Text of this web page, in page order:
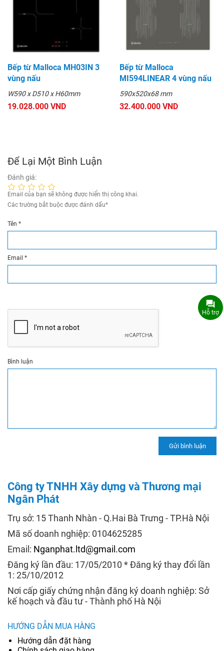
Bếp từ Malloca MH03IN 3
vùng nấu
W590 x D510 x H60mm
19.028.000 VND
Bếp từ Malloca
MI594LINEAR 4 vùng nấu
590x520x68 mm
32.400.000 VND
Để Lại Một Bình Luận
Đánh giá:
Email của bạn sẽ không được hiển thị công khai.
Các trường bắt buộc được đánh dấu*
Tên *
Email *
Bình luận
Công ty TNHH Xây dựng và Thương mại
Ngân Phát
Trụ sở: 15 Thanh Nhàn - Q.Hai Bà Trưng - TP.Hà Nội
Mã số doanh nghiệp: 0104625285
Email: Nganphat.ltd@gmail.com
Đăng ký lần đầu: 17/05/2010 * Đăng ký thay đổi lần
1: 25/10/2012
Nơi cấp giấy chứng nhận đăng ký doanh nghiệp: Sở
kế hoạch và đầu tư - Thành phố Hà Nội
HƯỚNG DẪN MUA HÀNG
Hướng dẫn đặt hàng
Hỗ trợ